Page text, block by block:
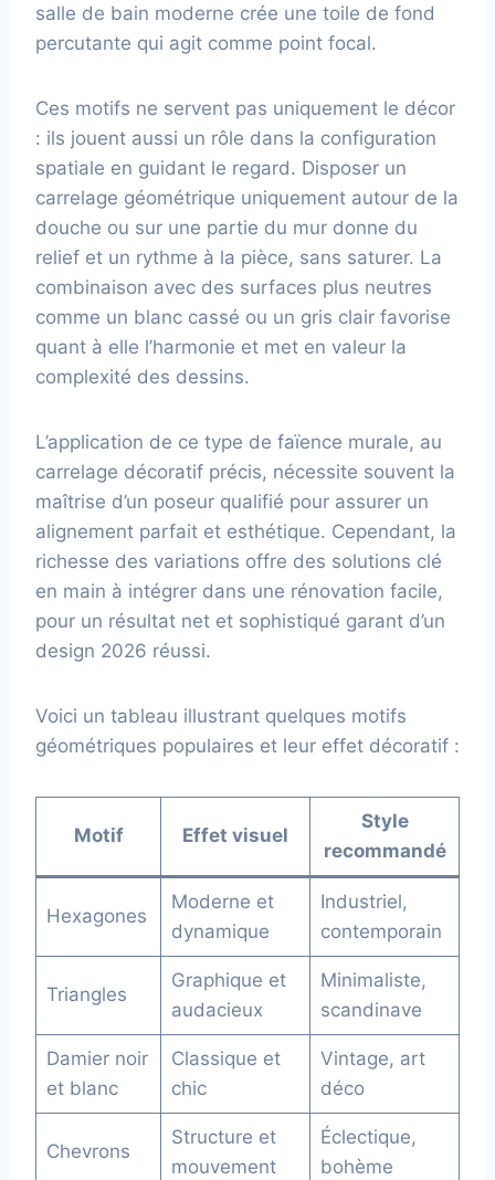
salle de bain moderne crée une toile de fond
percutante qui agit comme point focal.
Ces motifs ne servent pas uniquement le décor
: ils jouent aussi un rôle dans la configuration
spatiale en guidant le regard. Disposer un
carrelage géométrique uniquement autour de la
douche ou sur une partie du mur donne du
relief et un rythme à la pièce, sans saturer. La
combinaison avec des surfaces plus neutres
comme un blanc cassé ou un gris clair favorise
quant à elle l’harmonie et met en valeur la
complexité des dessins.
L’application de ce type de faïence murale, au
carrelage décoratif précis, nécessite souvent la
maîtrise d’un poseur qualifié pour assurer un
alignement parfait et esthétique. Cependant, la
richesse des variations offre des solutions clé
en main à intégrer dans une rénovation facile,
pour un résultat net et sophistiqué garant d’un
design 2026 réussi.
Voici un tableau illustrant quelques motifs
géométriques populaires et leur effet décoratif :
Motif Effet visuel
Style
recommandé
Hexagones
Moderne et
dynamique
Industriel,
contemporain
Triangles
Graphique et
audacieux
Minimaliste,
scandinave
Damier noir
et blanc
Classique et
chic
Vintage, art
déco
Chevrons
Structure et
mouvement
Éclectique,
bohème